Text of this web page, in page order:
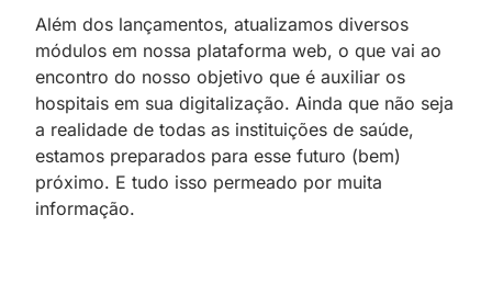
Além dos lançamentos, atualizamos diversos
módulos em nossa plataforma web, o que vai ao
encontro do nosso objetivo que é auxiliar os
hospitais em sua digitalização. Ainda que não seja
a realidade de todas as instituições de saúde,
estamos preparados para esse futuro (bem)
próximo. E tudo isso permeado por muita
informação.